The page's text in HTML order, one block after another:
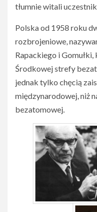
tłumnie witali
Polska od 1958 roku
rozbrojeniowe,
Rapackiego i Gomułki,
Środkowej strefy
jednak tylko chęcią
międzynarodowej, niż
bezatomowej.